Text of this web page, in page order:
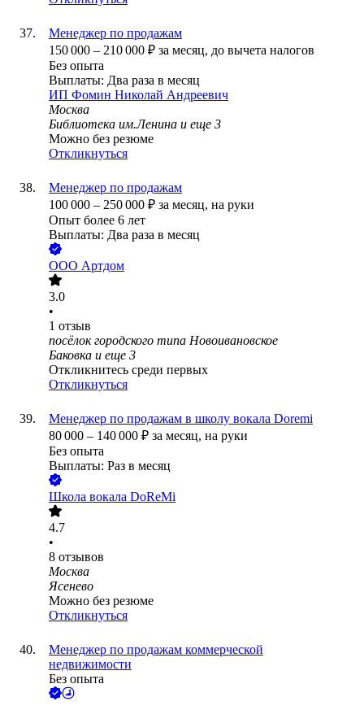
Менеджер по продажам
150 000 – 210 000 ₽ за месяц, до вычета налогов
Без опыта
Выплаты: Два раза в месяц
ИП Фомин Николай Андреевич
Москва
Библиотека им.Ленина и еще 3
Можно без резюме
Откликнуться
Менеджер по продажам
100 000 – 250 000 ₽ за месяц, на руки
Опыт более 6 лет
Выплаты: Два раза в месяц
ООО Артдом
3.0
•
1 отзыв
посёлок городского типа Новоивановское
Баковка и еще 3
Откликнитесь среди первых
Откликнуться
Менеджер по продажам в школу вокала Doremi
80 000 – 140 000 ₽ за месяц, на руки
Без опыта
Выплаты: Раз в месяц
Школа вокала DoReMi
4.7
•
8 отзывов
Москва
Ясенево
Можно без резюме
Откликнуться
Менеджер по продажам коммерческой
недвижимости
Без опыта